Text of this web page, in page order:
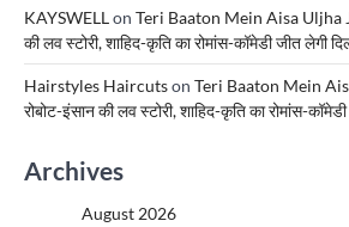
KAYSWELLon Teri Baaton Mein Aisa Uljha
की लव स्टोरी, शाहिद-कृति का रोमांस-कॉमेडी जीत लेगी
Hairstyles Haircutson Teri Baaton Mein
रोबोट-इंसान की लव स्टोरी, शाहिद-कृति का रोमांस-
Archives
August 2026